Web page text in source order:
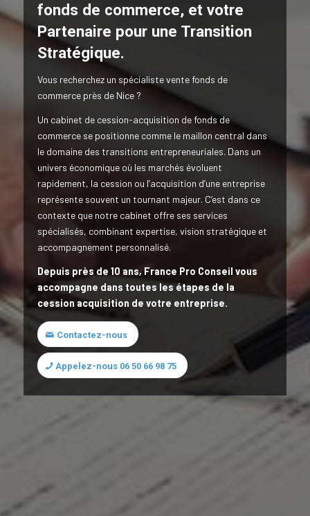
fonds de commerce, et votre
Partenaire pour une Transition
Stratégique.
Vous recherchez un spécialiste vente fonds de
commerce près de Nice ?
Un cabinet de cession-acquisition de fonds de
commerce se positionne comme le maillon central dans
le domaine des transitions entrepreneuriales. Dans un
univers économique où les marchés évoluent
rapidement, la cession ou l’acquisition d’une entreprise
représente souvent un tournant majeur. C’est dans ce
contexte que notre cabinet offre ses services
spécialisés, combinant expertise, vision stratégique et
accompagnement personnalisé.
Depuis près de 10 ans, France Pro Conseil vous
accompagne dans toutes les étapes de la
cession acquisition de votre entreprise.
Contactez-nous
Appelez-nous 06 50 66 98 75